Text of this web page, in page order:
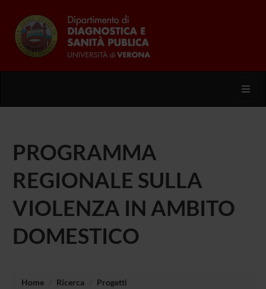
PROGRAMMA
REGIONALE SULLA
VIOLENZA IN AMBITO
DOMESTICO
Home Ricerca
Progetti